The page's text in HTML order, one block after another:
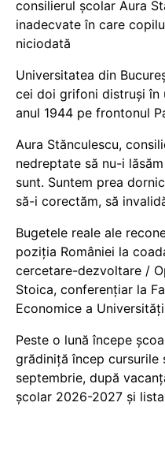
consilierul școlar Aura
inadecvate în care
niciodată
Universitatea din
cei doi grifoni distruși în
anul 1944 pe frontonul
Aura Stănculescu,
nedreptate să nu-i
sunt. Suntem prea
să-i corectăm, să
Bugetele reale ale
poziția României la
cercetare-dezvoltare /
Stoica, conferențiar la
Economice a
Peste o lună începe
grădiniță încep
septembrie, după
școlar 2026-2027 și